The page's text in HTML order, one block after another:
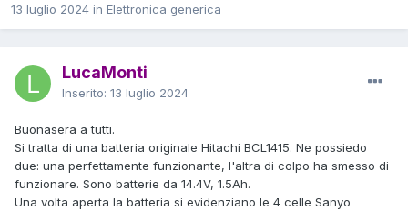
13 luglio 2024 in Elettronica generica
LucaMonti
Inserito: 13 luglio 2024
Buonasera a tutti.
Si tratta di una batteria originale Hitachi BCL1415. Ne possiedo
due: una perfettamente funzionante, l'altra di colpo ha smesso di
funzionare. Sono batterie da 14.4V, 1.5Ah.
Una volta aperta la batteria si evidenziano le 4 celle Sanyo